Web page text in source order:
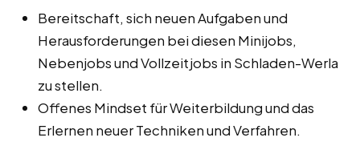
Bereitschaft, sich neuen Aufgaben und
Herausforderungen bei diesen Minijobs,
Nebenjobs und Vollzeitjobs in Schladen-Werla
zu stellen.
Offenes Mindset für Weiterbildung und das
Erlernen neuer Techniken und Verfahren.